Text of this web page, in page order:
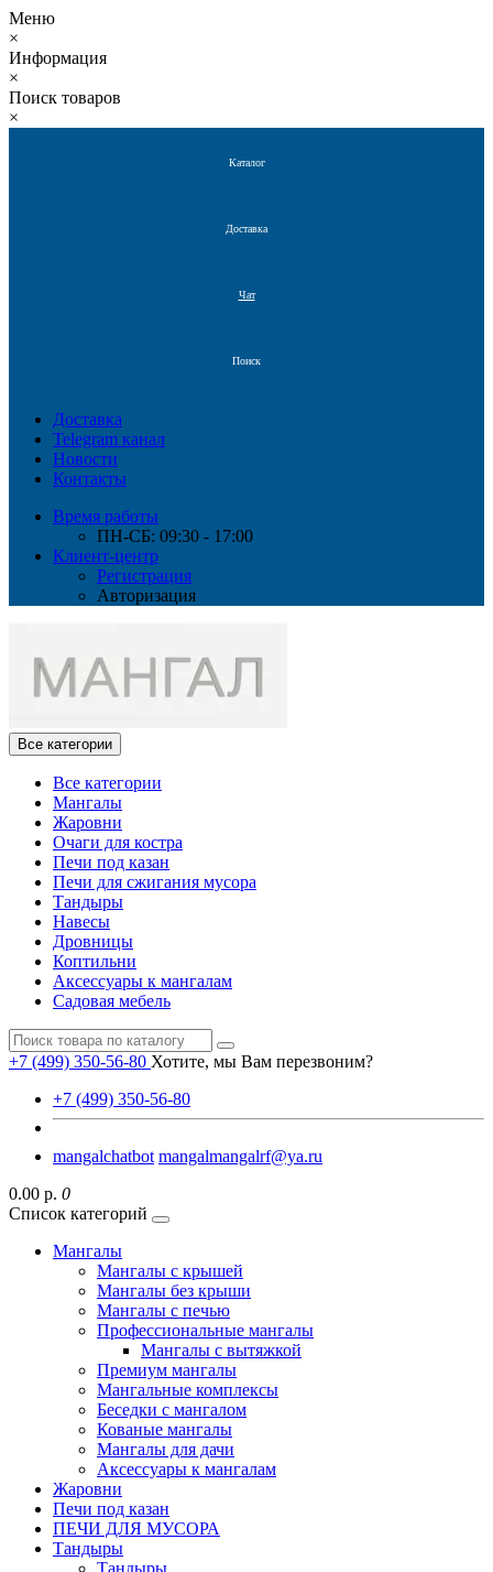
Меню
×
Информация
×
Поиск товаров
×
Каталог
Доставка
Чат
Поиск
Доставка
Telegram канал
Новости
Контакты
Время работы
ПН-СБ: 09:30 - 17:00
Клиент-центр
Регистрация
Авторизация
Все категории
Все категории
Мангалы
Жаровни
Очаги для костра
Печи под казан
Печи для сжигания мусора
Тандыры
Навесы
Дровницы
Коптильни
Аксессуары к мангалам
Садовая мебель
+7 (499) 350-56-80 Хотите, мы Вам перезвоним?
+7 (499) 350-56-80
mangalchatbot mangalmangalrf@ya.ru
0.00 р. 0
Список категорий
Мангалы
Мангалы с крышей
Мангалы без крыши
Мангалы с печью
Профессиональные мангалы
Мангалы с вытяжкой
Премиум мангалы
Мангальные комплексы
Беседки с мангалом
Кованые мангалы
Мангалы для дачи
Аксессуары к мангалам
Жаровни
Печи под казан
ПЕЧИ ДЛЯ МУСОРА
Тандыры
Тандыры